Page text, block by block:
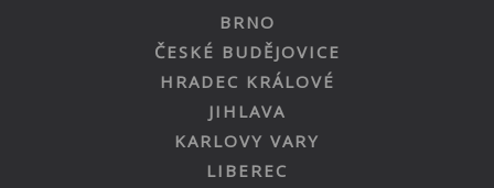
BRNO
ČESKÉ BUDĚJOVICE
HRADEC KRÁLOVÉ
JIHLAVA
KARLOVY VARY
LIBEREC